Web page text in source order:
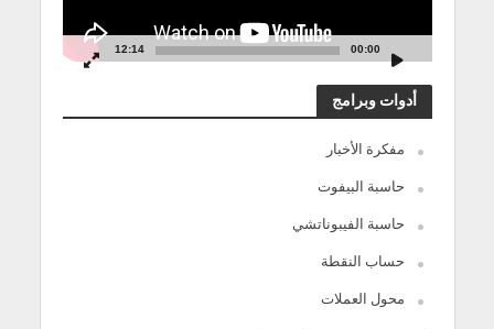
00:00
12:14
أدوات وبرامج
مفكرة الأخبار
حاسبة البيفوت
حاسبة الفيبوناتشي
حساب النقطة
محول العملات